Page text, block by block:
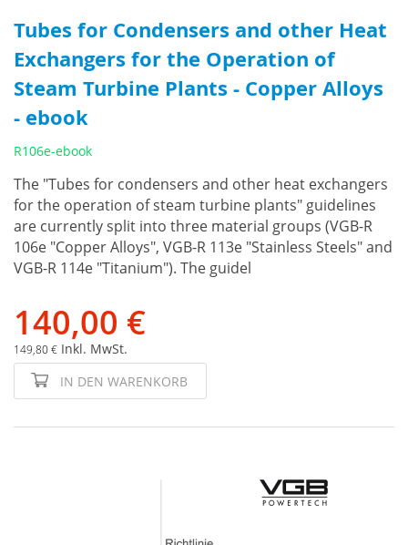
Tubes for Condensers and other Heat
Exchangers for the Operation of
Steam Turbine Plants - Copper Alloys
- ebook
R106e-ebook
The "Tubes for condensers and other heat exchangers
for the operation of steam turbine plants" guidelines
are currently split into three material groups (VGB-R
106e "Copper Alloys", VGB-R 113e "Stainless Steels" and
VGB-R 114e "Titanium"). The guidel
140,00 €
149,80 € Inkl. MwSt.
IN DEN WARENKORB